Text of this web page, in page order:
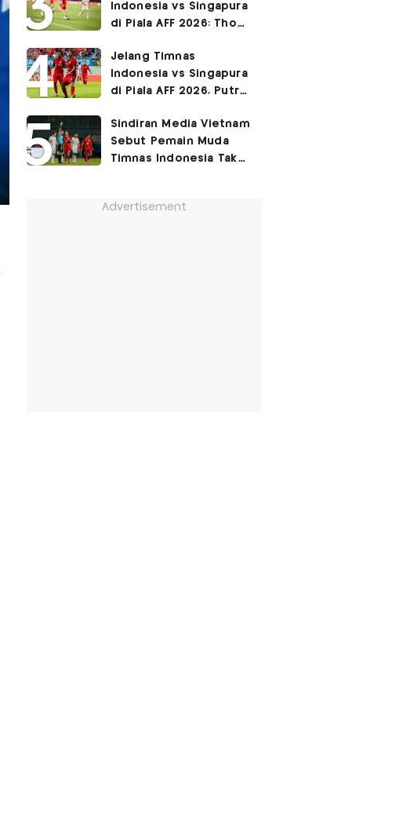
Indonesia vs Singapura
di Piala AFF 2026: Thom
Tengah!
Jelang Timnas
Indonesia vs Singapura
di Piala AFF 2026, Putra
Petuah Ayahnya
Sindiran Media Vietnam
Sebut Pemain Muda
Timnas Indonesia Tak
Advertisement